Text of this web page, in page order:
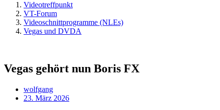
Videotreffpunkt
VT-Forum
Videoschnittprogramme (NLEs)
Vegas und DVDA
Vegas gehört nun Boris FX
wolfgang
23. März 2026